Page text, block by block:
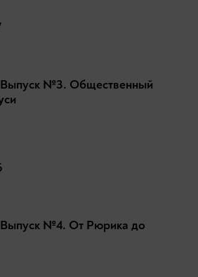
Выпуск №3. Общественный
Выпуск №4. От Рюрика до